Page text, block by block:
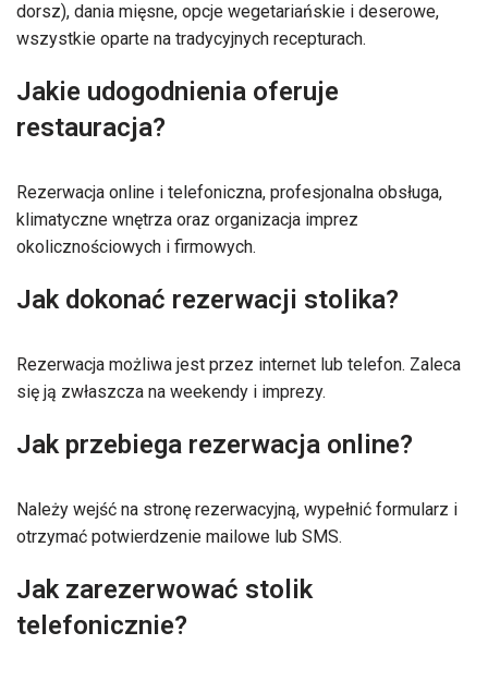
dorsz), dania mięsne, opcje wegetariańskie i deserowe,
wszystkie oparte na tradycyjnych recepturach.
Jakie udogodnienia oferuje
restauracja?
Rezerwacja online i telefoniczna, profesjonalna obsługa,
klimatyczne wnętrza oraz organizacja imprez
okolicznościowych i firmowych.
Jak dokonać rezerwacji stolika?
Rezerwacja możliwa jest przez internet lub telefon. Zaleca
się ją zwłaszcza na weekendy i imprezy.
Jak przebiega rezerwacja online?
Należy wejść na stronę rezerwacyjną, wypełnić formularz i
otrzymać potwierdzenie mailowe lub SMS.
Jak zarezerwować stolik
telefonicznie?